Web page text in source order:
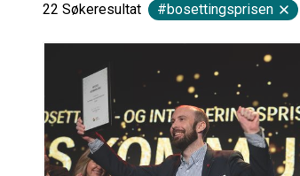
22 Søkeresultat #bosettingsprisen